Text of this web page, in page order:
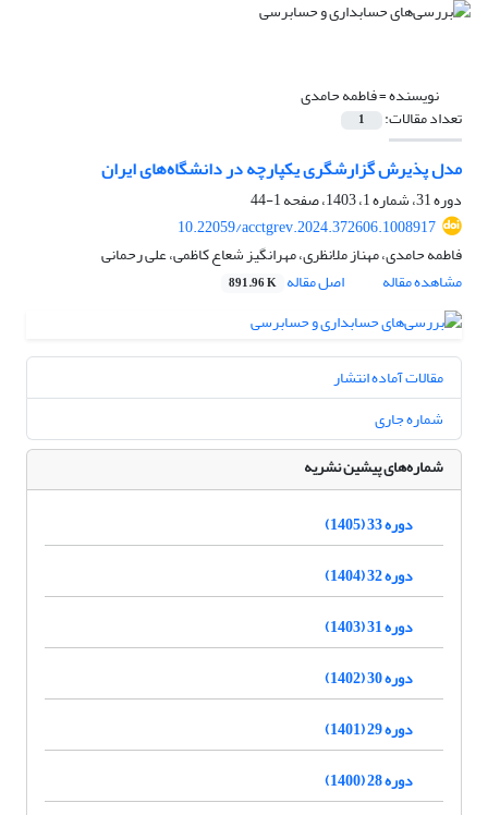
نویسنده =فاطمه حامدی
تعداد مقالات: 1
مدل پذیرش گزارشگری یکپارچه در دانشگاه‌های ایران
دوره 31، شماره 1، 1403، صفحه
1-44
10.22059/acctgrev.2024.372606.1008917
فاطمه حامدی، مهناز ملانظری، مهرانگیز شعاع کاظمی، علی رحمانی
مشاهده مقاله
اصل مقاله 891.96 K
مقالات آماده انتشار
شماره جاری
شماره‌های پیشین نشریه
دوره 33 (1405)
دوره 32 (1404)
دوره 31 (1403)
دوره 30 (1402)
دوره 29 (1401)
دوره 28 (1400)